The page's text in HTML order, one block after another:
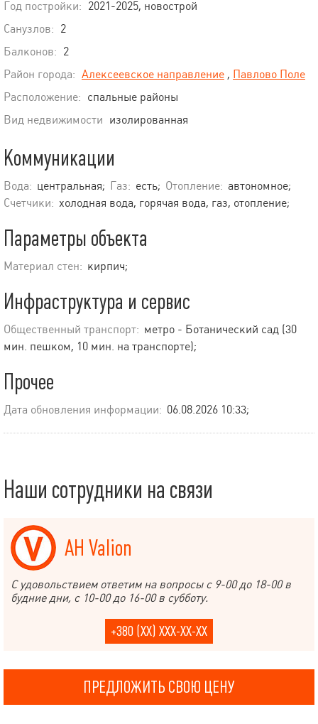
Год постройки: 2021-2025, новострой
Санузлов: 2
Балконов: 2
Район города: Алексеевское направление , Павлово Поле
Расположение: спальные районы
Вид недвижимости изолированная
Коммуникации
Вода: центральная; Газ: есть; Отопление: автономное;
Счетчики: холодная вода, горячая вода, газ, отопление;
Параметры объекта
Материал стен: кирпич;
Инфраструктура и сервис
Общественный транспорт: метро - Ботанический сад (30
мин. пешком, 10 мин. на транспорте);
Прочее
Дата обновления информации: 06.08.2026 10:33;
Наши сотрудники на связи
АН Valion
С удовольствием ответим на вопросы с 9-00 до 18-00 в
будние дни, с 10-00 до 16-00 в субботу.
+380 (XX) XXX-XX-XX
ПРЕДЛОЖИТЬ СВОЮ ЦЕНУ